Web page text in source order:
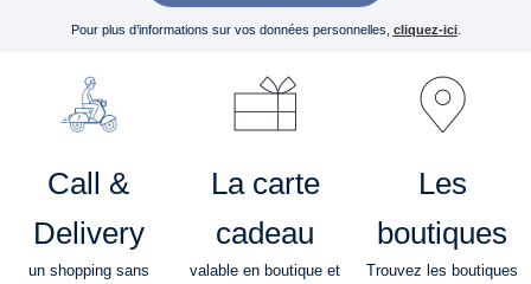
Pour plus d’informations sur vos données personnelles, cliquez-ici.
Call &
Delivery
un shopping sans
La carte
cadeau
valable en boutique et
Les
boutiques
Trouvez les boutiques